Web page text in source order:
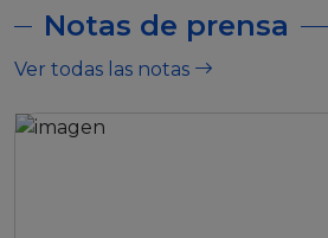
Notas de prensa
Ver todas las notas